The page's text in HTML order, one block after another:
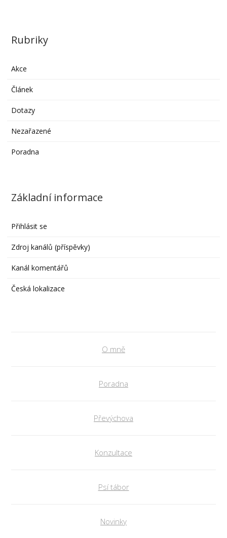
Rubriky
Akce
Článek
Dotazy
Nezařazené
Poradna
Základní informace
Přihlásit se
Zdroj kanálů (příspěvky)
Kanál komentářů
Česká lokalizace
O mně
Poradna
Převýchova
Konzultace
Psí tábor
Novinky